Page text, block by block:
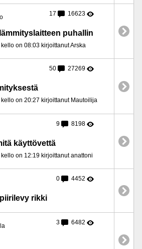
17 16623
puhallin
on 08:03 kirjoittanut Arska
50 27269
on 20:27 kirjoittanut Mautoilija
9 8198
käyttövettä
on 12:19 kirjoittanut anattoni
0 4452
rikki
3 6482